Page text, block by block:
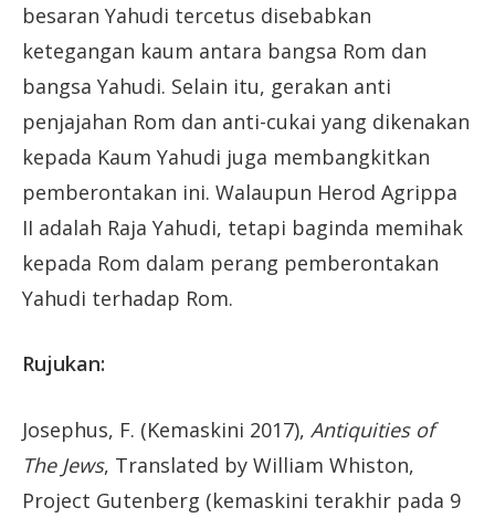
besaran Yahudi tercetus disebabkan
ketegangan kaum antara bangsa Rom dan
bangsa Yahudi. Selain itu, gerakan anti
penjajahan Rom dan anti-cukai yang dikenakan
kepada Kaum Yahudi juga membangkitkan
pemberontakan ini. Walaupun Herod Agrippa
II adalah Raja Yahudi, tetapi baginda memihak
kepada Rom dalam perang pemberontakan
Yahudi terhadap Rom.
Rujukan:
Josephus, F. (Kemaskini 2017), Antiquities of
The Jews, Translated by William Whiston,
Project Gutenberg (kemaskini terakhir pada 9